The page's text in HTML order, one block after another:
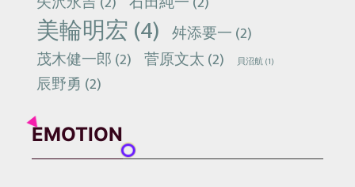
美輪明宏(4) 舛添要一(2)
茂木健一郎(2) 菅原文太(2) 貝沼航(1)
辰野勇 (2)
EMOTION